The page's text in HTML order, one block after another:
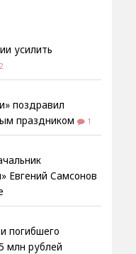
усилить
2
поздравил
праздником
1
Евгений Самсонов
погибшего
млн рублей